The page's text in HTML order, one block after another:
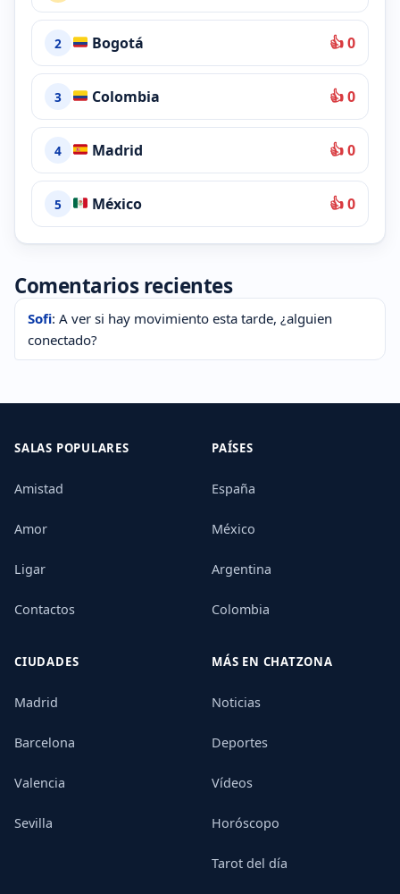
2 Bogotá 👍 0
3 Colombia 👍 0
4 Madrid 👍 0
5 México 👍 0
Comentarios recientes
Sofi: A ver si hay movimiento esta tarde, ¿alguien
conectado?
SALAS POPULARES
Amistad
Amor
Ligar
Contactos
PAÍSES
España
México
Argentina
Colombia
CIUDADES
Madrid
Barcelona
Valencia
Sevilla
MÁS EN CHATZONA
Noticias
Deportes
Vídeos
Horóscopo
Tarot del día